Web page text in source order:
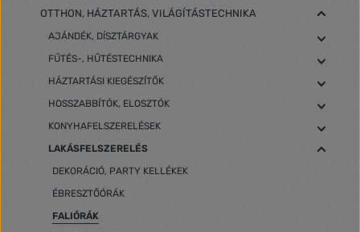
OTTHON, HÁZTARTÁS, VILÁGÍTÁSTECHNIKA
AJÁNDÉK, DÍSZTÁRGYAK
FŰTÉS-, HŰTÉSTECHNIKA
HÁZTARTÁSI KIEGÉSZÍTŐK
HOSSZABBÍTÓK, ELOSZTÓK
KONYHAFELSZERELÉSEK
LAKÁSFELSZERELÉS
DEKORÁCIÓ, PARTY KELLÉKEK
ÉBRESZTŐÓRÁK
FALIÓRÁK